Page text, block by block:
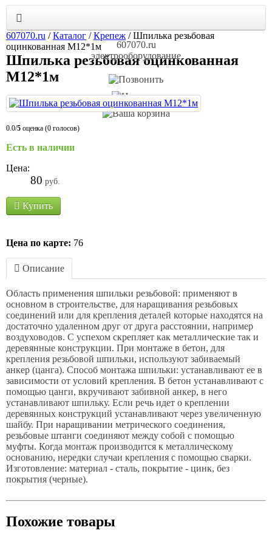
607070.ru
электрооборудование
607070.ru /Каталог /Крепеж /Шпилька резьбовая
оцинкованная М12*1м
Шпилька резьбовая оцинкованная
М12*1м
0.0/5 оценка (0 голосов)
Есть в наличии
Цена:
80 руб.
Купить
Цена по карте: 76
Описание
Область применения шпильки резьбовой: применяют в
основном в строительстве, для наращивания резьбовых
соединений или для крепления деталей которые находятся на
достаточно удаленном друг от друга расстоянии, например
воздуховодов. С успехом скрепляет как металлические так и
деревянные конструкции. При монтаже в бетон, для
крепления резьбовой шпильки, используют забиваемый
анкер (цанга). Способ монтажа шпильки: устанавливают ее в
зависимости от условий крепления. В бетон устанавливают с
помощью цанги, вкручивают забивной анкер, в него
устанавливают шпильку. Если речь идет о креплении
деревянных конструкций устанавливают через увеличенную
шайбу. При наращивании метрического соединения,
резьбовые штанги соединяют между собой с помощью
муфты. Когда монтаж производится к металлическому
основанию, нередки случаи крепления с помощью сварки.
Изготовление: материал - сталь, покрытие - цинк, без
покрытия (черные).
Похожие товары